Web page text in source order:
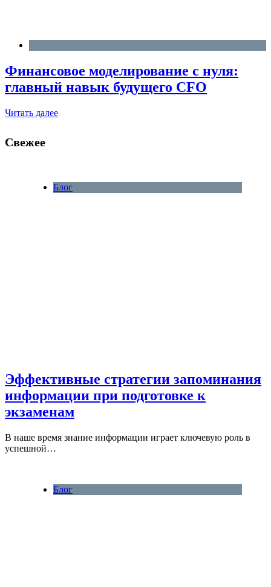
Финансовое моделирование с нуля:
главный навык будущего CFO
Читать далее
Свежее
Блог
Эффективные стратегии запоминания
информации при подготовке к
экзаменам
В наше время знание информации играет ключевую роль в
успешной…
Блог